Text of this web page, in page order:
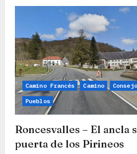
de
Ibañeta
La
heroica
puerta
entre
mundos
Camino Francés Camino
Pueblos
Roncesvalles – El ancla
puerta de los Pirineos